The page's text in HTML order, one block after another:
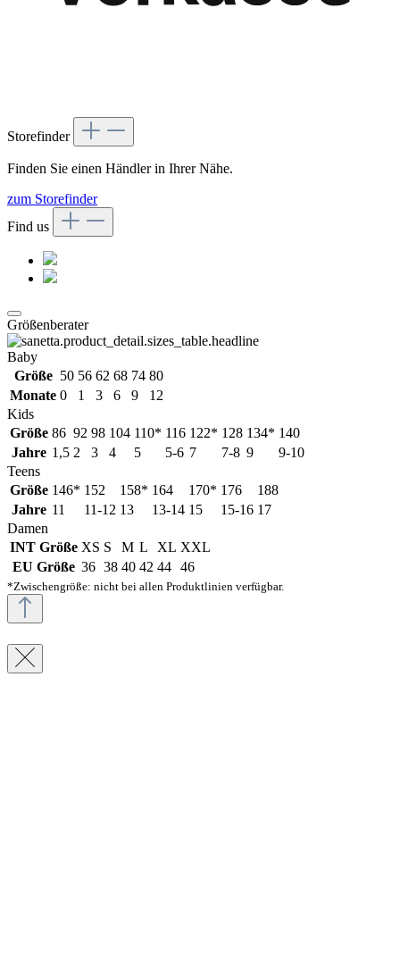
Storefinder
Finden Sie einen Händler in Ihrer Nähe.
zum Storefinder
Find us
Größenberater
Baby
Größe 50 56 62 68 74 80
Monate 0 1 3 6 9
12
Kids
Größe 86 92 98 104 110* 116 122* 128 134* 140
Jahre 1,5 2 3 4 5 5-6 7 7-8 9
9-10
Teens
Größe 146* 152 158* 164 170* 176
188
Jahre 11 11-12 13 13-14 15 15-16 17
Damen
INT Größe XS S M L XL XXL
EU Größe 36 38 40 42 44 46
*Zwischengröße: nicht bei allen Produktlinien verfügbar.